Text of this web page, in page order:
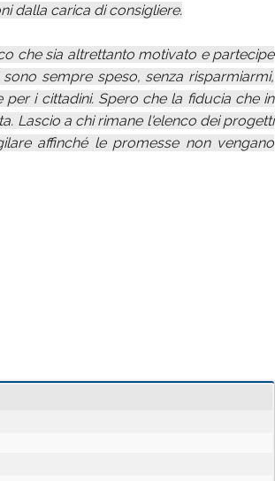
dalla carica di consigliere.
che sia altrettanto motivato e partecipe
sempre speso, senza risparmiarmi,
i cittadini. Spero che la fiducia che in
Lascio a chi rimane l'elenco dei progetti
affinché le promesse non vengano